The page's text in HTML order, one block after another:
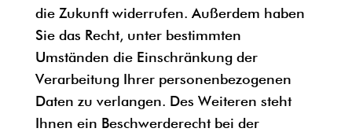
die Zukunft widerrufen. Außerdem haben
Sie das Recht, unter bestimmten
Umständen die Einschränkung der
Verarbeitung Ihrer personenbezogenen
Daten zu verlangen. Des Weiteren steht
Ihnen ein Beschwerderecht bei der